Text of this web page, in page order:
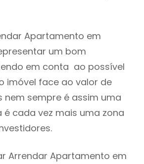
Apartamento em
um bom
em conta ao possível
imóvel face ao valor de
nem sempre é assim uma
é cada vez mais uma zona
Arrendar Apartamento em